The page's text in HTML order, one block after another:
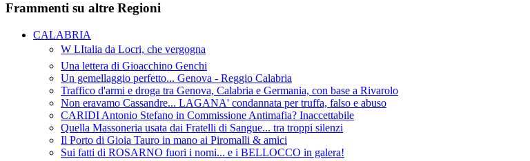
Frammenti su altre Regioni
CALABRIA
W LItalia da Locri, che vergogna
Una lettera di Gioacchino Genchi
Un gemellaggio perfetto... Genova - Reggio Calabria
Traffico d'armi e droga tra Genova, Calabria e Germania, con base a Rivarolo
Non eravamo Cassandre... LAGANA' condannata per truffa, falso e abuso
CARIDI Antonio Stefano in Commissione Antimafia? Inaccettabile
Quella Massoneria usata dai Fratelli di Sangue... tra troppi silenzi
Il Porto di Gioia Tauro in mano ai Piromalli & amici
Sui fatti di ROSARNO fuori i nomi... e i BELLOCCO in galera!